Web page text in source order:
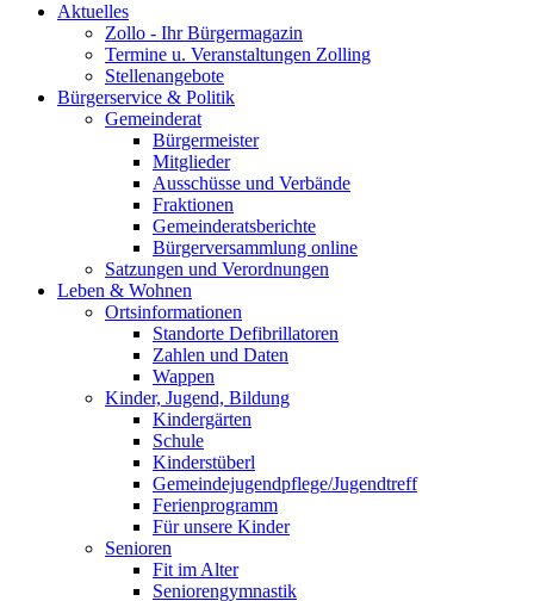
Aktuelles
Zollo - Ihr Bürgermagazin
Termine u. Veranstaltungen Zolling
Stellenangebote
Bürgerservice & Politik
Gemeinderat
Bürgermeister
Mitglieder
Ausschüsse und Verbände
Fraktionen
Gemeinderatsberichte
Bürgerversammlung online
Satzungen und Verordnungen
Leben & Wohnen
Ortsinformationen
Standorte Defibrillatoren
Zahlen und Daten
Wappen
Kinder, Jugend, Bildung
Kindergärten
Schule
Kinderstüberl
Gemeindejugendpflege/Jugendtreff
Ferienprogramm
Für unsere Kinder
Senioren
Fit im Alter
Seniorengymnastik